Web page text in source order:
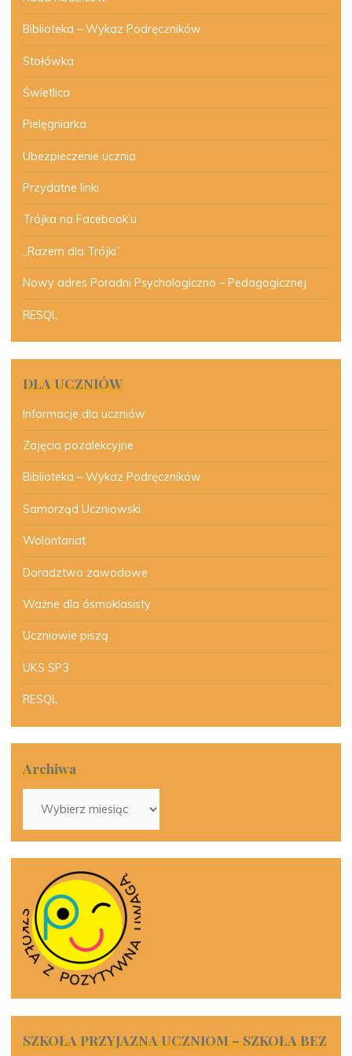
Biblioteka – Wykaz Podręczników
Stołówka
Świetlica
Pielęgniarka
Ubezpieczenie ucznia
Przydatne linki
Trójka na Facebook’u
„Razem dla Trójki”
Nowy adres Poradni Psychologiczno – Pedagogicznej
RESQL
DLA UCZNIÓW
Informacje dla uczniów
Zajęcia pozalekcyjne
Biblioteka – Wykaz Podręczników
Samorząd Uczniowski
Wolontariat
Doradztwo zawodowe
Ważne dla ósmoklasisty
Uczniowie piszą
UKS SP3
RESQL
Archiwa
SZKOŁA PRZYJAZNA UCZNIOM – SZKOŁA BEZ